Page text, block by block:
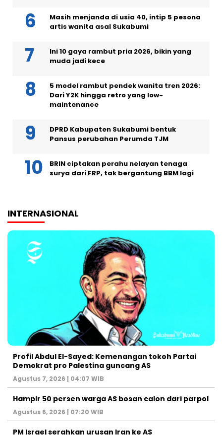
Masih menjanda di usia 40, intip 5 pesona
artis wanita asal Sukabumi
Ini 10 gaya rambut pria 2026, bikin yang
muda jadi kece
5 model rambut pendek wanita tren 2026:
Dari Y2K hingga retro yang low-
maintenance
DPRD Kabupaten Sukabumi bentuk
Pansus perubahan Perumda TJM
BRIN ciptakan perahu nelayan tenaga
surya dari FRP, tak bergantung BBM lagi
INTERNASIONAL
Profil Abdul El-Sayed: Kemenangan tokoh Partai
Demokrat pro Palestina guncang AS
Agustus 7, 2026 | 04:07 WIB
Hampir 50 persen warga AS bosan calon dari parpol
Agustus 6, 2026 | 07:20 WIB
PM Israel serahkan urusan Iran ke AS